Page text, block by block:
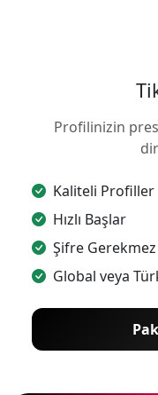
Profilinizin
Kaliteli Profiller
Hızlı Başlar
Şifre Gerekmez
Global veya